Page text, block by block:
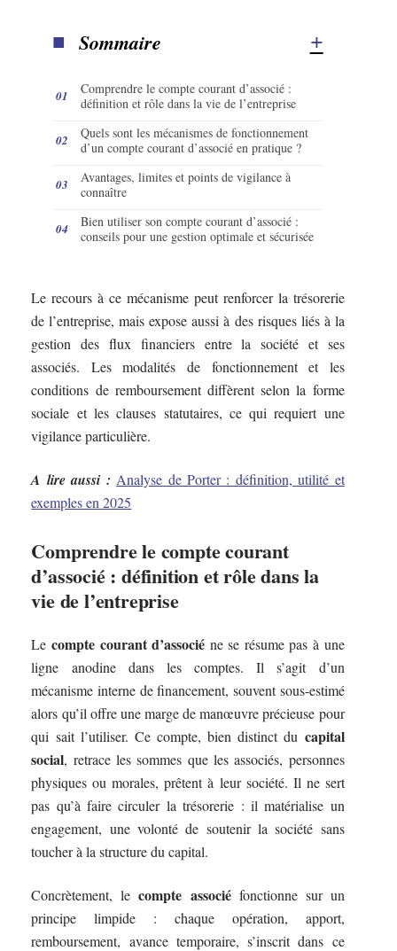
Sommaire
Comprendre le compte courant d’associé :
définition et rôle dans la vie de l’entreprise
Quels sont les mécanismes de fonctionnement
d’un compte courant d’associé en pratique ?
Avantages, limites et points de vigilance à
connaître
Bien utiliser son compte courant d’associé :
conseils pour une gestion optimale et sécurisée
Le recours à ce mécanisme peut renforcer la trésorerie
de l’entreprise, mais expose aussi à des risques liés à la
gestion des flux financiers entre la société et ses
associés. Les modalités de fonctionnement et les
conditions de remboursement diffèrent selon la forme
sociale et les clauses statutaires, ce qui requiert une
vigilance particulière.
A lire aussi : Analyse de Porter : définition, utilité et
exemples en 2025
Comprendre le compte courant
d’associé : définition et rôle dans la
vie de l’entreprise
Le compte courant d’associé ne se résume pas à une
ligne anodine dans les comptes. Il s’agit d’un
mécanisme interne de financement, souvent sous-estimé
alors qu’il offre une marge de manœuvre précieuse pour
qui sait l’utiliser. Ce compte, bien distinct du capital
social, retrace les sommes que les associés, personnes
physiques ou morales, prêtent à leur société. Il ne sert
pas qu’à faire circuler la trésorerie : il matérialise un
engagement, une volonté de soutenir la société sans
toucher à la structure du capital.
Concrètement, lecompte associéfonctionne sur un
principe limpide : chaque opération, apport,
remboursement, avance temporaire, s’inscrit dans ce